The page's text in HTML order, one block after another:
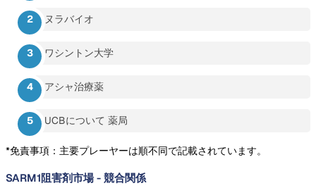
ヌラバイオ
ワシントン大学
アシャ治療薬
UCBについて 薬局
*免責事項：主要プレーヤーは順不同で記載されています。
SARM1阻害剤市場- 競合関係